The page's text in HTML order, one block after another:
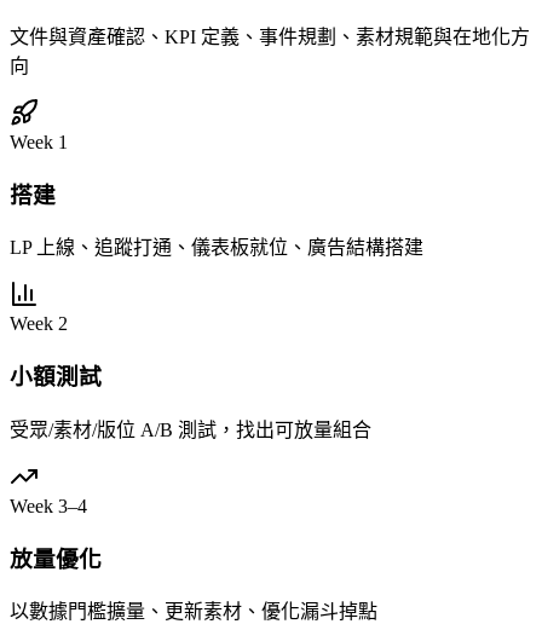
文件與資產確認、KPI 定義、事件規劃、素材規範與在地化方
向
Week 1
搭建
LP 上線、追蹤打通、儀表板就位、廣告結構搭建
Week 2
小額測試
受眾/素材/版位 A/B 測試，找出可放量組合
Week 3–4
放量優化
以數據門檻擴量、更新素材、優化漏斗掉點